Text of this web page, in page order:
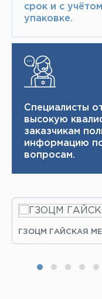
срок и с
упаковке.​
Специалисты
высокую
заказчикам
информацию
вопросам.
ГЗОЦМ ГАЙСКАЯ